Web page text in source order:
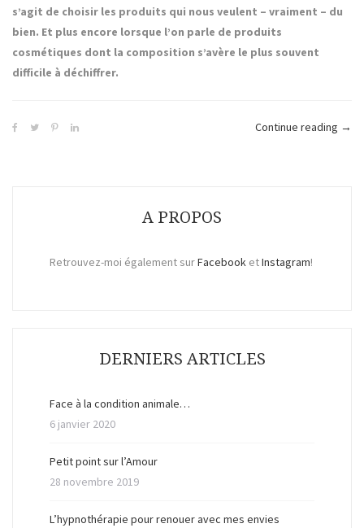
s’agit de choisir les produits qui nous veulent – vraiment – du
bien. Et plus encore lorsque l’on parle de produits
cosmétiques dont la composition s’avère le plus souvent
difficile à déchiffrer.
Continue reading «
→
A PROPOS
Retrouvez-moi également surFacebook etInstagram!
DERNIERS ARTICLES
Face à la condition animale…
6 janvier 2020
Petit point sur l’Amour
28 novembre 2019
L’hypnothérapie pour renouer avec mes envies